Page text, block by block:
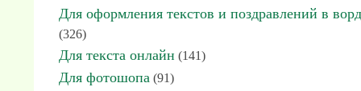
Для оформления текстов и поздравлений в
(326)
Для текста онлайн (141)
Для фотошопа (91)